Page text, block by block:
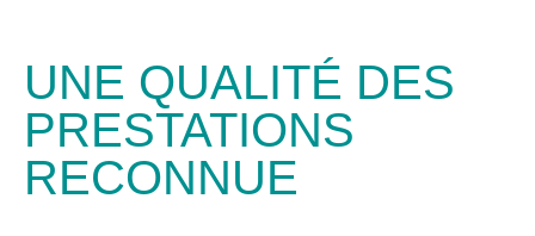
UNE QUALITÉ DES
PRESTATIONS
RECONNUE